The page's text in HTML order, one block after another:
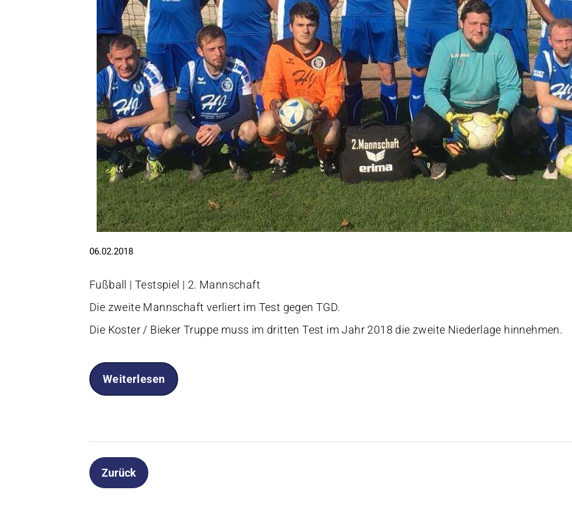
06.02.2018
Fußball | Testspiel | 2. Mannschaft
Die zweite Mannschaft verliert im Test gegen TGD.
Die Koster / Bieker Truppe muss im dritten Test im Jahr 2018 die zweite Niederlage hinnehmen.
Weiterlesen
Zurück